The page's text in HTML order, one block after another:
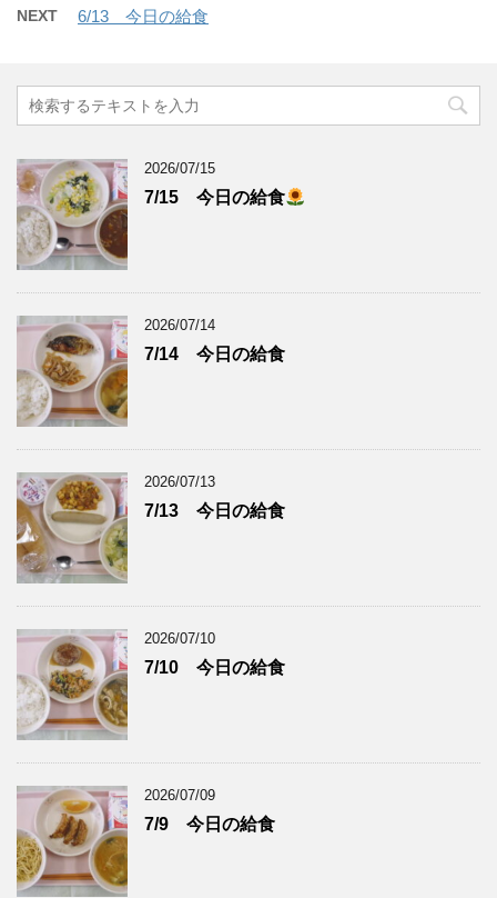
NEXT 6/13 今日の給食
2026/07/15
7/15 今日の給食
2026/07/14
7/14 今日の給食
2026/07/13
7/13 今日の給食
2026/07/10
7/10 今日の給食
2026/07/09
7/9 今日の給食